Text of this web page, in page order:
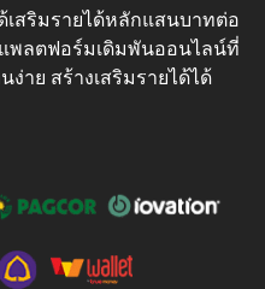
เสริมรายได้หลักแสนบาทต่อ
แพลตฟอร์มเดิมพันออนไลน์ที่
าย สร้างเสริมรายได้ได้